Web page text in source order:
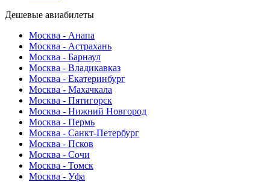
Дешевые авиабилеты
Москва - Анапа
Москва - Астрахань
Москва - Барнаул
Москва - Владикавказ
Москва - Екатеринбург
Москва - Махачкала
Москва - Пятигорск
Москва - Нижний Новгород
Москва - Пермь
Москва - Санкт-Петербург
Москва - Псков
Москва - Сочи
Москва - Томск
Москва - Уфа